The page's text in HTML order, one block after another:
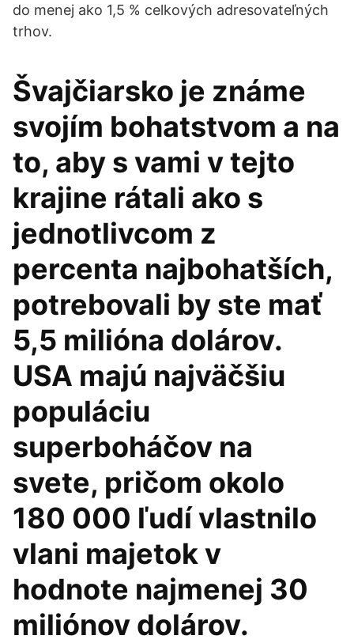
do menej ako 1,5 % celkových adresovateľných
trhov.
Švajčiarsko je známe
svojím bohatstvom a na
to, aby s vami v tejto
krajine rátali ako s
jednotlivcom z
percenta najbohatších,
potrebovali by ste mať
5,5 milióna dolárov.
USA majú najväčšiu
populáciu
superboháčov na
svete, pričom okolo
180 000 ľudí vlastnilo
vlani majetok v
hodnote najmenej 30
miliónov dolárov.